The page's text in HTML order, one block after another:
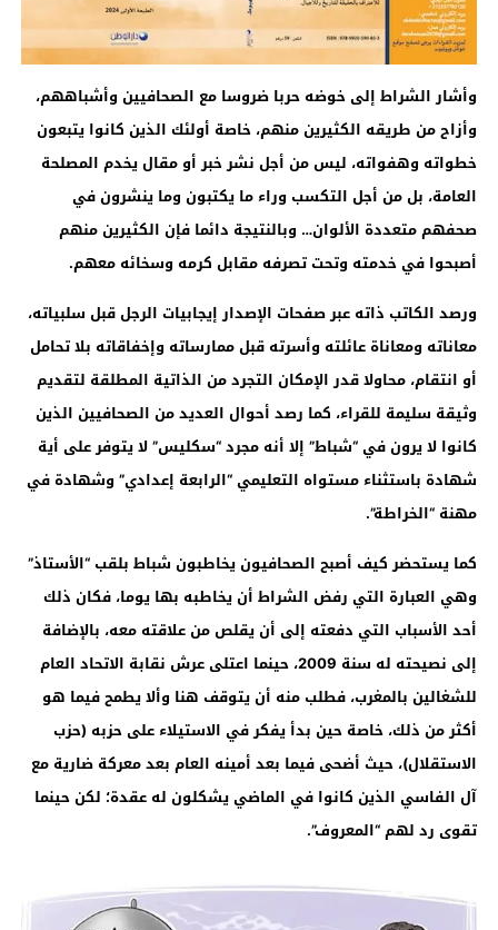
وأشار الشراط إلى خوضه حربا ضروسا مع الصحافيين وأشباههم،
وأزاح من طريقه الكثيرين منهم، خاصة أولئك الذين كانوا يتبعون
خطواته وهفواته، ليس من أجل نشر خبر أو مقال يخدم المصلحة
العامة، بل من أجل التكسب وراء ما يكتبون وما ينشرون في
صحفهم متعددة الألوان… وبالنتيجة دائما فإن الكثيرين منهم
أصبحوا في خدمته وتحت تصرفه مقابل كرمه وسخائه معهم.
ورصد الكاتب ذاته عبر صفحات الإصدار إيجابيات الرجل قبل سلبياته،
معاناته ومعاناة عائلته وأسرته قبل ممارساته وإخفاقاته بلا تحامل
أو انتقام، محاولا قدر الإمكان التجرد من الذاتية المطلقة لتقديم
وثيقة سليمة للقراء، كما رصد أحوال العديد من الصحافيين الذين
كانوا لا يرون في “شباط” إلا أنه مجرد “سكليس” لا يتوفر على أية
شهادة باستثناء مستواه التعليمي “الرابعة إعدادي” وشهادة في
مهنة “الخراطة”.
كما يستحضر كيف أصبح الصحافيون يخاطبون شباط بلقب “الأستاذ”
وهي العبارة التي رفض الشراط أن يخاطبه بها يوما، فكان ذلك
أحد الأسباب التي دفعته إلى أن يقلص من علاقته معه، بالإضافة
إلى نصيحته له سنة 2009، حينما اعتلى عرش نقابة الاتحاد العام
للشغالين بالمغرب، فطلب منه أن يتوقف هنا وألا يطمح فيما هو
أكثر من ذلك، خاصة حين بدأ يفكر في الاستيلاء على حزبه (حزب
الاستقلال)، حيث أضحى فيما بعد أمينه العام بعد معركة ضارية مع
آل الفاسي الذين كانوا في الماضي يشكلون له عقدة؛ لكن حينما
تقوى رد لهم “المعروف”.